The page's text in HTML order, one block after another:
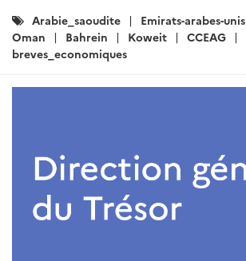
Catégories
:
Arabie_saoudite Emirats-arabes-unis
Oman
Bahrein Koweit
CCEAG
breves_economiques